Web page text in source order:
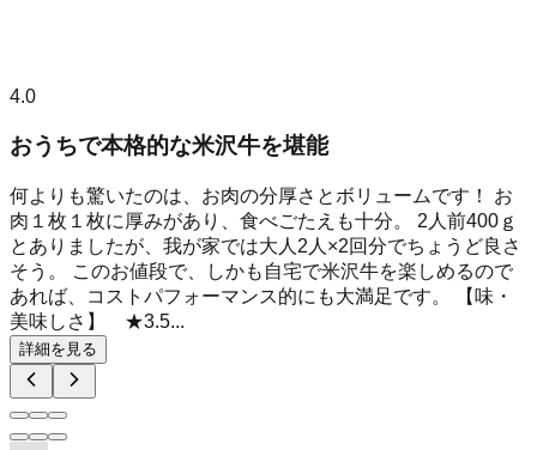
4.0
おうちで本格的な米沢牛を堪能
何よりも驚いたのは、お肉の分厚さとボリュームです！ お
肉１枚１枚に厚みがあり、食べごたえも十分。 2人前400ｇ
とありましたが、我が家では大人2人×2回分でちょうど良さ
そう。 このお値段で、しかも自宅で米沢牛を楽しめるので
あれば、コストパフォーマンス的にも大満足です。 【味・
美味しさ】 ★3.5...
詳細を見る